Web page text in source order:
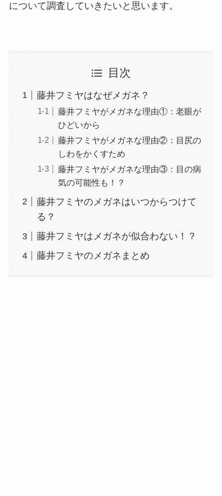
について調査していきたいと思います。
目次
藤井フミヤはなぜメガネ？
藤井フミヤがメガネな理由①：老眼が
ひどいから
藤井フミヤがメガネな理由②：目尻の
しわをかくすため
藤井フミヤがメガネな理由③：目の病
気の可能性も！？
藤井フミヤのメガネはいつからつけて
る？
藤井フミヤはメガネが似合わない！？
藤井フミヤのメガネまとめ